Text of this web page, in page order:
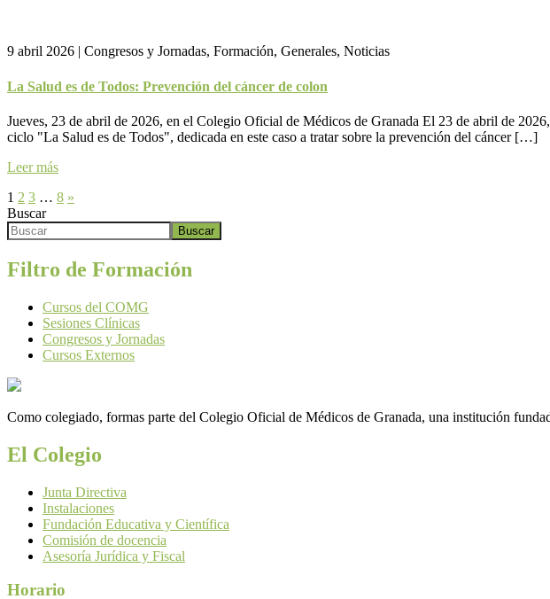
9 abril 2026 Congresos y Jornadas, Formación, Generales, Noticias
La Salud es de Todos: Prevención del cáncer de colon
Jueves, 23 de abril de 2026, en el Colegio Oficial de Médicos de Granada El 23 de abril de
ciclo "La Salud es de Todos", dedicada en este caso a tratar sobre la prevención del cáncer […]
Leer más
1 2 3 … 8 »
Buscar
Buscar
Filtro de Formación
Cursos del COMG
Sesiones Clínicas
Congresos y Jornadas
Cursos Externos
Como colegiado, formas parte del Colegio Oficial de Médicos de Granada, una institución
El Colegio
Junta Directiva
Instalaciones
Fundación Educativa y Científica
Comisión de docencia
Asesoría Jurídica y Fiscal
Horario